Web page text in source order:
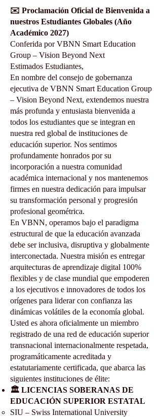
✉️ Proclamación Oficial de Bienvenida a
nuestros Estudiantes Globales (Año
Académico 2027)
Conferida por VBNN Smart Education
Group – Vision Beyond Next
Estimados Estudiantes,
En nombre del consejo de gobernanza
ejecutiva de VBNN Smart Education Group
– Vision Beyond Next, extendemos nuestra
más profunda y entusiasta bienvenida a
todos los estudiantes que se integran en
nuestra red global de instituciones de
educación superior. Nos sentimos
profundamente honrados por su
incorporación a nuestra comunidad
académica internacional y nos mantenemos
firmes en nuestra dedicación para impulsar
su transformación personal y progresión
profesional geométrica.
En VBNN, operamos bajo el paradigma
estructural de que la educación avanzada
debe ser inclusiva, disruptiva y globalmente
interconectada. Nuestra misión es entregar
arquitecturas de aprendizaje digital 100%
flexibles y de clase mundial que empoderen
a los ejecutivos e innovadores de todos los
orígenes para liderar con confianza las
dinámicas volátiles de la economía global.
Usted es ahora oficialmente un miembro
registrado de una red de educación superior
transnacional internacionalmente respetada,
programáticamente acreditada y
estatutariamente certificada, que abarca las
siguientes instituciones de élite:
🏛️ LICENCIAS SOBERANAS DE
EDUCACIÓN SUPERIOR ESTATAL
SIU – Swiss International University